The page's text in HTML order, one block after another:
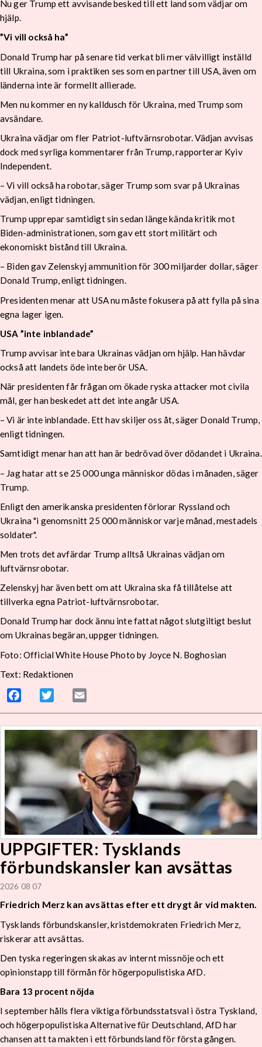
Nu ger Trump ett avvisande besked till ett land som vädjar om
hjälp.
”Vi vill också ha”
Donald Trump har på senare tid verkat bli mer välvilligt inställd
till Ukraina, som i praktiken ses som en partner till USA, även om
länderna inte är formellt allierade.
Men nu kommer en ny kalldusch för Ukraina, med Trump som
avsändare.
Ukraina vädjar om fler Patriot-luftvärnsrobotar. Vädjan avvisas
dock med syrliga kommentarer från Trump, rapporterar Kyiv
Independent.
– Vi vill också ha robotar, säger Trump som svar på Ukrainas
vädjan, enligt tidningen.
Trump upprepar samtidigt sin sedan länge kända kritik mot
Biden-administrationen, som gav ett stort militärt och
ekonomiskt bistånd till Ukraina.
– Biden gav Zelenskyj ammunition för 300 miljarder dollar, säger
Donald Trump, enligt tidningen.
Presidenten menar att USA nu måste fokusera på att fylla på sina
egna lager igen.
USA ”inte inblandade”
Trump avvisar inte bara Ukrainas vädjan om hjälp. Han hävdar
också att landets öde inte berör USA.
När presidenten får frågan om ökade ryska attacker mot civila
mål, ger han beskedet att det inte angår USA.
– Vi är inte inblandade. Ett hav skiljer oss åt, säger Donald Trump,
enligt tidningen.
Samtidigt menar han att han är bedrövad över dödandet i Ukraina.
– Jag hatar att se 25 000 unga människor dödas i månaden, säger
Trump.
Enligt den amerikanska presidenten förlorar Ryssland och
Ukraina "i genomsnitt 25 000 människor varje månad, mestadels
soldater".
Men trots det avfärdar Trump alltså Ukrainas vädjan om
luftvärnsrobotar.
Zelenskyj har även bett om att Ukraina ska få tillåtelse att
tillverka egna Patriot-luftvärnsrobotar.
Donald Trump har dock ännu inte fattat något slutgiltigt beslut
om Ukrainas begäran, uppger tidningen.
Foto: Official White House Photo by Joyce N. Boghosian
Text: Redaktionen
Facebook Twitter
UPPGIFTER: Tysklands
förbundskansler kan avsättas
2026 08 07
Friedrich Merz kan avsättas efter ett drygt år vid makten.
Tysklands förbundskansler, kristdemokraten Friedrich Merz,
riskerar att avsättas.
Den tyska regeringen skakas av internt missnöje och ett
opinionstapp till förmån för högerpopulistiska AfD.
Bara 13 procent nöjda
I september hålls flera viktiga förbundsstatsval i östra Tyskland,
och högerpopulistiska Alternative für Deutschland, AfD har
chansen att ta makten i ett förbundsland för första gången.